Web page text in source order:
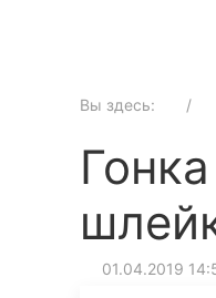
Вы здесь:
01.04.2019